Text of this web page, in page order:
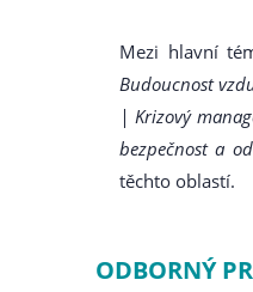
Mezi hlavní
Budoucnost
| Krizový
bezpečnost a
těchto oblastí.
ODBORNÝ